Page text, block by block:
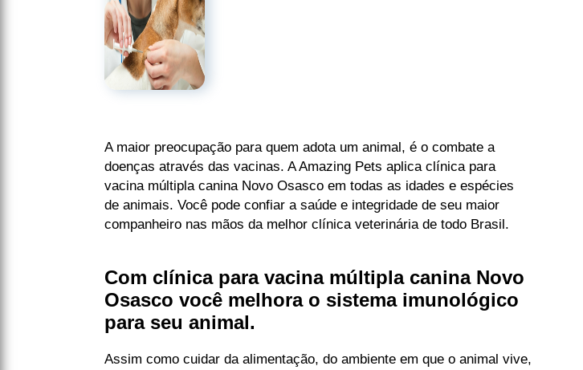
A maior preocupação para quem adota um animal, é o combate a
doenças através das vacinas. A Amazing Pets aplica clínica para
vacina múltipla canina Novo Osasco em todas as idades e espécies
de animais. Você pode confiar a saúde e integridade de seu maior
companheiro nas mãos da melhor clínica veterinária de todo Brasil.
Com clínica para vacina múltipla canina Novo
Osasco você melhora o sistema imunológico
para seu animal.
Assim como cuidar da alimentação, do ambiente em que o animal vive,